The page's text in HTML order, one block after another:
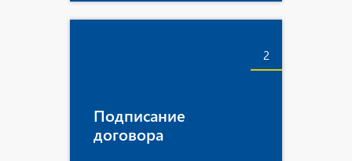
2
Подписание
договора